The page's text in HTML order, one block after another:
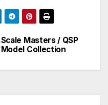
Scale Masters / QSP
Model Collection